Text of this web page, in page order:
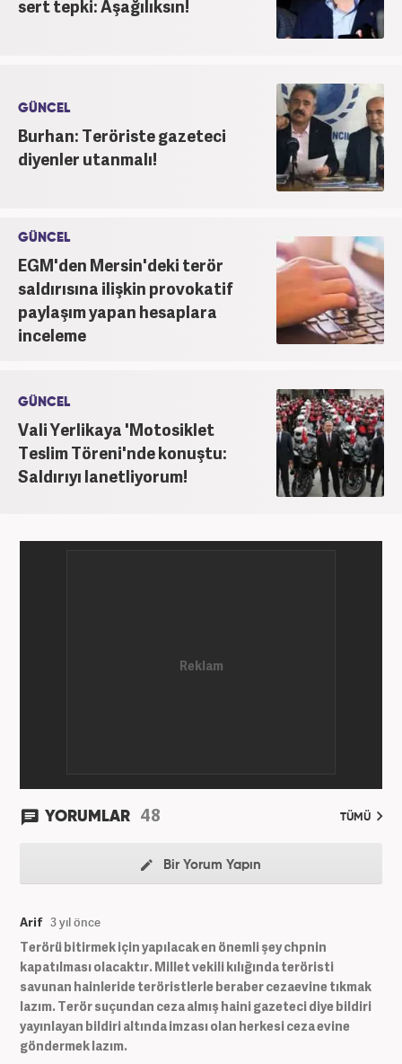
sert tepki: Aşağılıksın!
GÜNCEL
Burhan: Teröriste gazeteci
diyenler utanmalı!
GÜNCEL
EGM'den Mersin'deki terör
saldırısına ilişkin provokatif
paylaşım yapan hesaplara
inceleme
GÜNCEL
Vali Yerlikaya 'Motosiklet
Teslim Töreni'nde konuştu:
Saldırıyı lanetliyorum!
YORUMLAR 48 TÜMÜ
Bir Yorum Yapın
Arif 3 yıl önce
Terörü bitirmek için yapılacak en önemli şey chpnin
kapatılması olacaktır. Millet vekili kılığında teröristi
savunan hainleride teröristlerle beraber cezaevine tıkmak
lazım. Terör suçundan ceza almış haini gazeteci diye bildiri
yayınlayan bildiri altında imzası olan herkesi ceza evine
göndermek lazım.